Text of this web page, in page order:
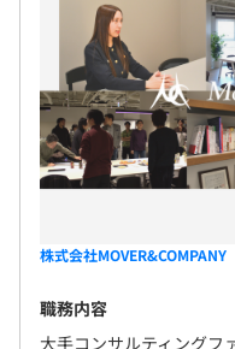
株式会社MOVER&COMPANY
職務内容
大手コンサルティングフ